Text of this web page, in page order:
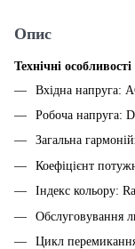
Опис
Технічні особливості
Вхідна напруга:
Робоча напруга:
Загальна
Коефіцієнт
Індекс кольору:
Обслуговування
Цикл